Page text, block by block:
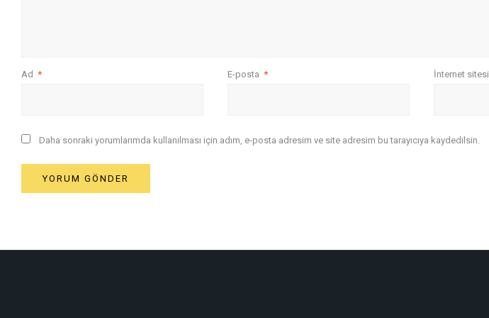
Ad * E-posta * İnternet sitesi
Daha sonraki yorumlarımda kullanılması için adım, e-posta adresim ve site adresim bu tarayıcıya kaydedilsin.